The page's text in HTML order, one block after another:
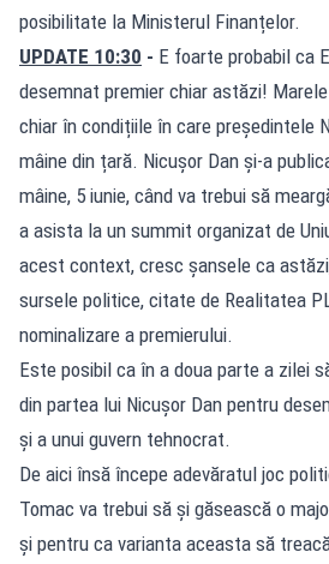
posibilitate la Ministerul Finanțelor.
UPDATE 10:30 - E foarte probabil ca
desemnat premier chiar astăzi!
chiar în condițiile în care președintele
mâine din țară. Nicușor Dan și-a
mâine, 5 iunie, când va trebui să
a asista la un summit organizat de
acest context, cresc șansele ca
sursele politice, citate de Realitatea
nominalizare a premierului.
Este posibil ca în a doua parte a zilei
din partea lui Nicușor Dan pentru
și a unui guvern tehnocrat.
De aici însă începe adevăratul joc
Tomac va trebui să și găsească o
și pentru ca varianta aceasta să